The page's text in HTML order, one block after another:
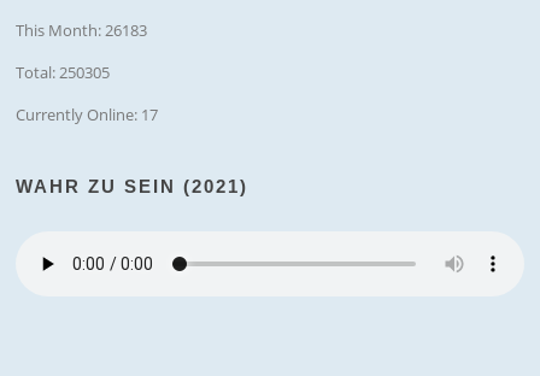
This Month: 26183
Total: 250305
Currently Online: 17
WAHR ZU SEIN (2021)